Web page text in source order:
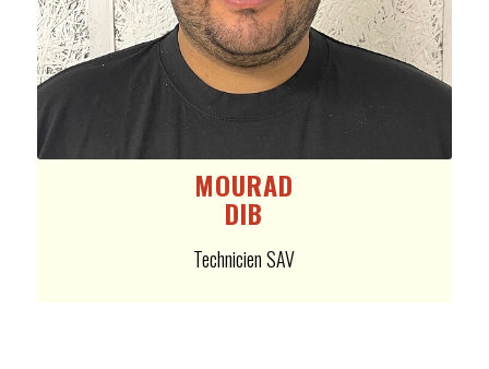
MOURAD
DIB
Technicien SAV